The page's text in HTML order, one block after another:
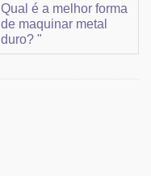
Qual é a melhor forma
de maquinar metal
duro? "